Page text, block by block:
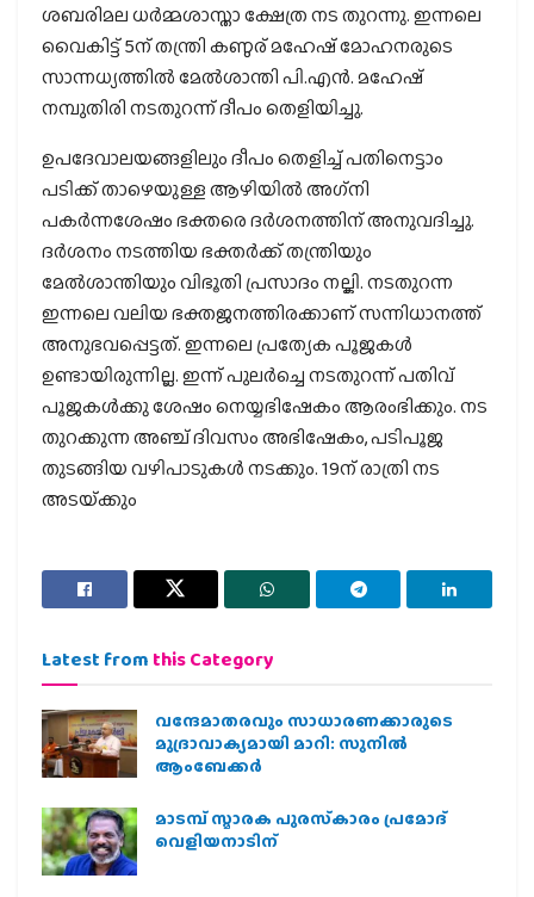
ശബരിമല ധര്‍മ്മശാസ്താ ക്ഷേത്ര നട തുറന്നു. ഇന്നലെ
വൈകിട്ട് 5ന് തന്ത്രി കണ്ഠര് മഹേഷ് മോഹനരുടെ
സാന്നധ്യത്തില്‍ മേല്‍ശാന്തി പി.എന്‍. മഹേഷ്
നമ്പുതിരി നടതുറന്ന് ദീപം തെളിയിച്ചു.
ഉപദേവാലയങ്ങളിലും ദീപം തെളിച്ച് പതിനെട്ടാം
പടിക്ക് താഴെയുള്ള ആഴിയില്‍ അഗ്‌നി
പകര്‍ന്നശേഷം ഭക്തരെ ദര്‍ശനത്തിന് അനുവദിച്ചു.
ദര്‍ശനം നടത്തിയ ഭക്തര്‍ക്ക് തന്ത്രിയും
മേല്‍ശാന്തിയും വിഭൂതി പ്രസാദം നല്കി. നടതുറന്ന
ഇന്നലെ വലിയ ഭക്തജനത്തിരക്കാണ് സന്നിധാനത്ത്
അനുഭവപ്പെട്ടത്. ഇന്നലെ പ്രത്യേക പൂജകള്‍
ഉണ്ടായിരുന്നില്ല. ഇന്ന് പുലര്‍ച്ചെ നടതുറന്ന് പതിവ്
പൂജകള്‍ക്കു ശേഷം നെയ്യഭിഷേകം ആരംഭിക്കും. നട
തുറക്കുന്ന അഞ്ച് ദിവസം അഭിഷേകം, പടിപൂജ
തുടങ്ങിയ വഴിപാടുകള്‍ നടക്കും. 19ന് രാത്രി നട
അടയ്‌ക്കും
Latest from this Category
വന്ദേമാതരവും സാധാരണക്കാരുടെ
മുദ്രാവാക്യമായി മാറി: സുനിൽ
ആംബേക്കർ
മാടമ്പ് സ്മാരക പുരസ്‌കാരം പ്രമോദ്
വെളിയനാടിന്